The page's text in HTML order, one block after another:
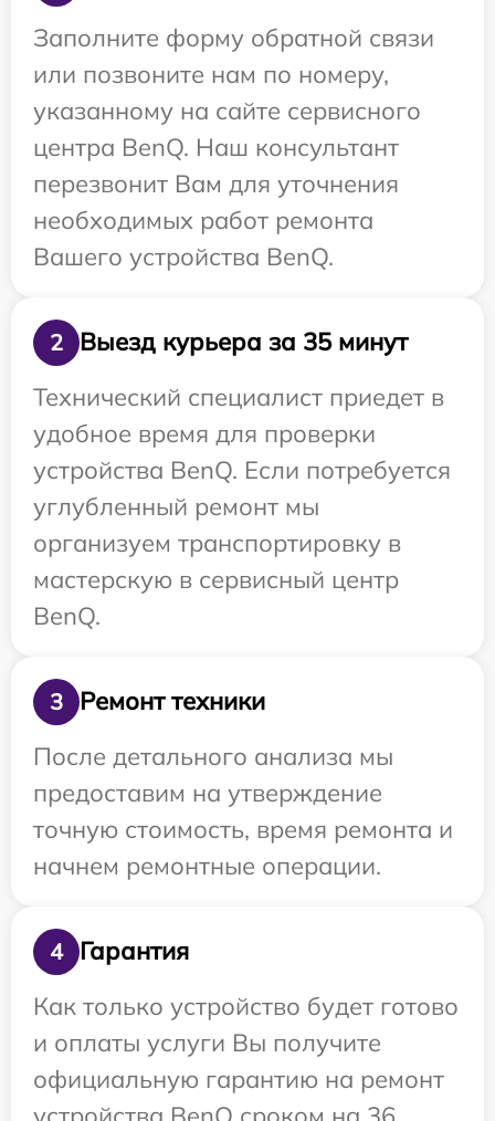
Заполните форму обратной связи
или позвоните нам по номеру,
указанному на сайте сервисного
центра BenQ. Наш консультант
перезвонит Вам для уточнения
необходимых работ ремонта
Вашего устройства BenQ.
2
Выезд курьера за 35 минут
Технический специалист приедет в
удобное время для проверки
устройства BenQ. Если потребуется
углубленный ремонт мы
организуем транспортировку в
мастерскую в сервисный центр
BenQ.
3
Ремонт техники
После детального анализа мы
предоставим на утверждение
точную стоимость, время ремонта и
начнем ремонтные операции.
4
Гарантия
Как только устройство будет готово
и оплаты услуги Вы получите
официальную гарантию на ремонт